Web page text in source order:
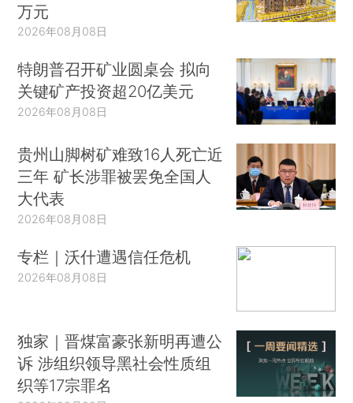
万元
2026年08月08日
特朗普召开矿业圆桌会 拟向
关键矿产投资超20亿美元
2026年08月08日
贵州山脚树矿难致16人死亡近
三年 矿长涉罪被罢免全国人
大代表
2026年08月08日
专栏｜沃什遭遇信任危机
2026年08月08日
独家｜晋煤富豪张新明再遭公
诉 涉组织领导黑社会性质组
织等17宗罪名